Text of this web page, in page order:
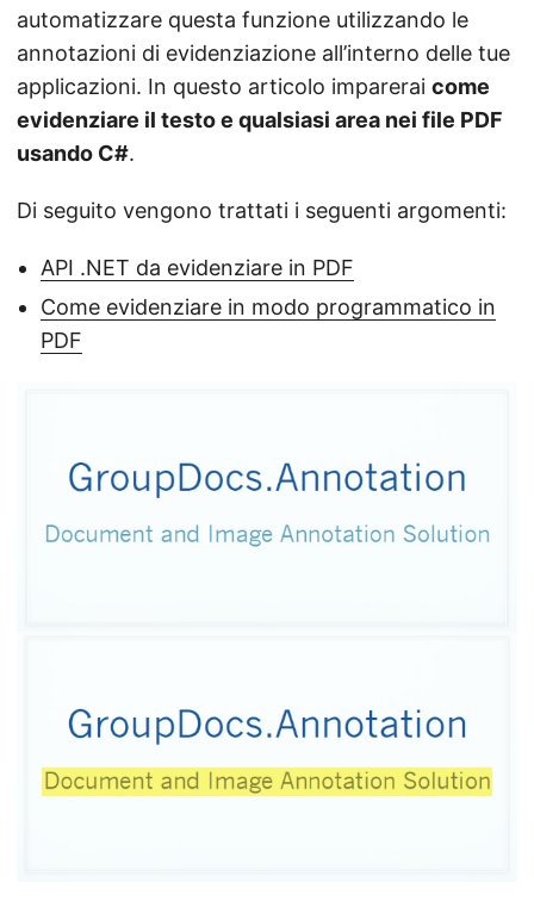
automatizzare questa funzione utilizzando le
annotazioni di evidenziazione all’interno delle tue
applicazioni. In questo articolo imparerai come
evidenziare il testo e qualsiasi area nei file PDF
usando C#.
Di seguito vengono trattati i seguenti argomenti:
API .NET da evidenziare in PDF
Come evidenziare in modo programmatico in
PDF